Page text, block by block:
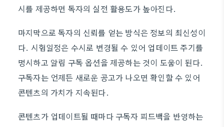
시를 제공하면 독자의 실전 활용도가 높아진다.
마지막으로 독자의 신뢰를 얻는 방식은 정보의 최신성이
다. 시험일정은 수시로 변경될 수 있어 업데이트 주기를
명시하고 알림 구독 옵션을 제공하는 것이 도움이 된다.
구독자는 언제든 새로운 공고가 나오면 확인할 수 있어
콘텐츠의 가치가 지속된다.
콘텐츠가 업데이트될 때마다 구독자 피드백을 반영하는